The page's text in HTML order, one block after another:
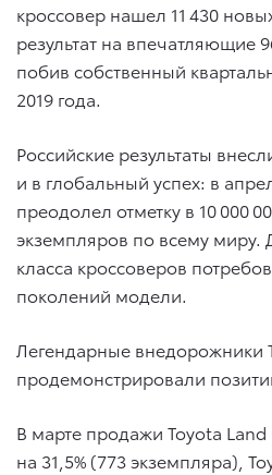
кроссовер нашел 11 430
результат на впечатляющие
побив собственный
2019 года.
Российские результаты
и в глобальный успех: в
преодолел отметку в 10 000
экземпляров по всему миру.
класса кроссоверов
поколений модели.
Легендарные внедорожники
продемонстрировали
В марте продажи Toyota
на 31,5% (773 экземпляра),